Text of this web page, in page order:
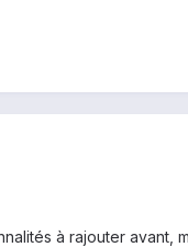
à rajouter avant,